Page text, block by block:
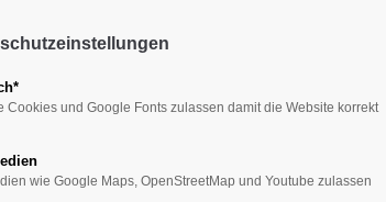
Cookies und Google Fonts zulassen damit die Website korrekt
wie Google Maps, OpenStreetMap und Youtube zulassen